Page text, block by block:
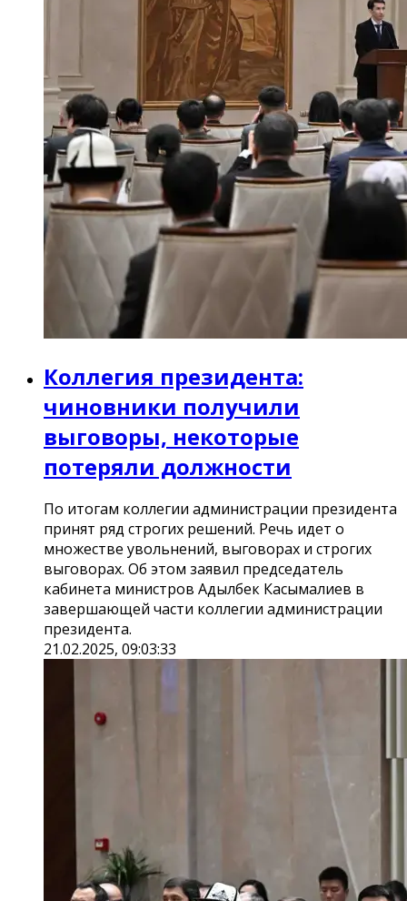
Коллегия президента:
чиновники получили
выговоры, некоторые
потеряли должности
По итогам коллегии администрации президента
принят ряд строгих решений. Речь идет о
множестве увольнений, выговорах и строгих
выговорах. Об этом заявил председатель
кабинета министров Адылбек Касымалиев в
завершающей части коллегии администрации
президента.
21.02.2025, 09:03:33